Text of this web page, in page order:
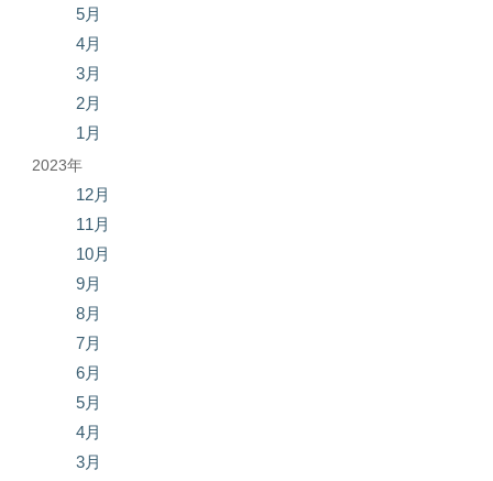
5月
4月
3月
2月
1月
2023年
12月
11月
10月
9月
8月
7月
6月
5月
4月
3月